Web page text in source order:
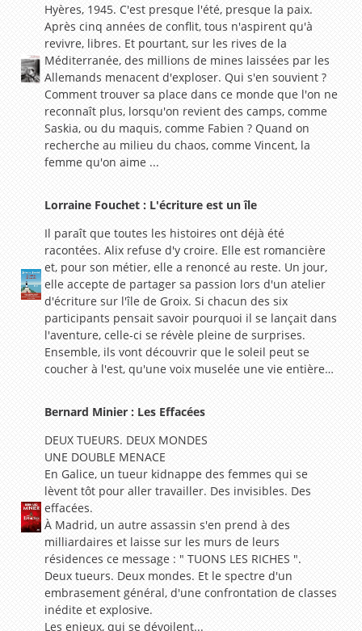
Hyères, 1945. C'est presque l'été, presque la paix.
Après cinq années de conflit, tous n'aspirent qu'à
revivre, libres. Et pourtant, sur les rives de la
Méditerranée, des millions de mines laissées par les
Allemands menacent d'exploser. Qui s'en souvient ?
Comment trouver sa place dans ce monde que l'on ne
reconnaît plus, lorsqu'on revient des camps, comme
Saskia, ou du maquis, comme Fabien ? Quand on
recherche au milieu du chaos, comme Vincent, la
femme qu'on aime ...
Lorraine Fouchet : L'écriture est un île
Il paraît que toutes les histoires ont déjà été
racontées. Alix refuse d'y croire. Elle est romancière
et, pour son métier, elle a renoncé au reste. Un jour,
elle accepte de partager sa passion lors d'un atelier
d'écriture sur l'île de Groix. Si chacun des six
participants pensait savoir pourquoi il se lançait dans
l'aventure, celle-ci se révèle pleine de surprises.
Ensemble, ils vont découvrir que le soleil peut se
coucher à l'est, qu'une voix muselée une vie entière…
Bernard Minier : Les Effacées
DEUX TUEURS. DEUX MONDES
UNE DOUBLE MENACE
En Galice, un tueur kidnappe des femmes qui se
lèvent tôt pour aller travailler. Des invisibles. Des
effacées.
À Madrid, un autre assassin s'en prend à des
milliardaires et laisse sur les murs de leurs
résidences ce message : " TUONS LES RICHES ".
Deux tueurs. Deux mondes. Et le spectre d'un
embrasement général, d'une confrontation de classes
inédite et explosive.
Les enjeux, qui se dévoilent...